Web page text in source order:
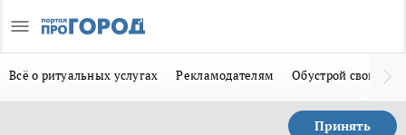
Всё о ритуальных услугах Рекламодателям Обустрой свой дом
Принять